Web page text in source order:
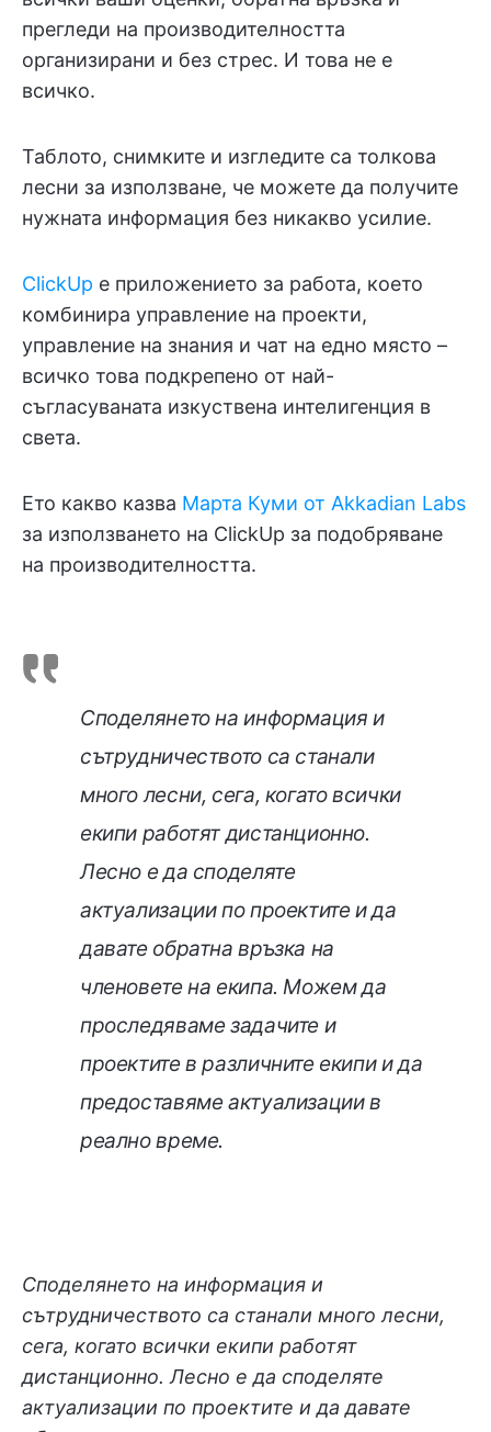
прегледи на производителността
организирани и без стрес. И това не е
всичко.
Таблото, снимките и изгледите са толкова
лесни за използване, че можете да получите
нужната информация без никакво усилие.
ClickUp е приложението за работа, което
комбинира управление на проекти,
управление на знания и чат на едно място –
всичко това подкрепено от най-
съгласуваната изкуствена интелигенция в
света.
Ето какво казва Марта Куми от Akkadian Labs
за използването на ClickUp за подобряване
на производителността.
Споделянето на информация и
сътрудничеството са станали
много лесни, сега, когато всички
екипи работят дистанционно.
Лесно е да споделяте
актуализации по проектите и да
давате обратна връзка на
членовете на екипа. Можем да
проследяваме задачите и
проектите в различните екипи и да
предоставяме актуализации в
реално време.
Споделянето на информация и
сътрудничеството са станали много лесни,
сега, когато всички екипи работят
дистанционно. Лесно е да споделяте
актуализации по проектите и да давате